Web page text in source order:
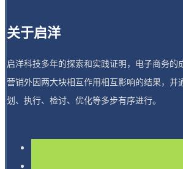
关于启洋
启洋科技多年的探索和实践证明，电子商务的
营销外因两大块相互作用相互影响的结果，并
划、执行、检讨、优化等多步有序进行。